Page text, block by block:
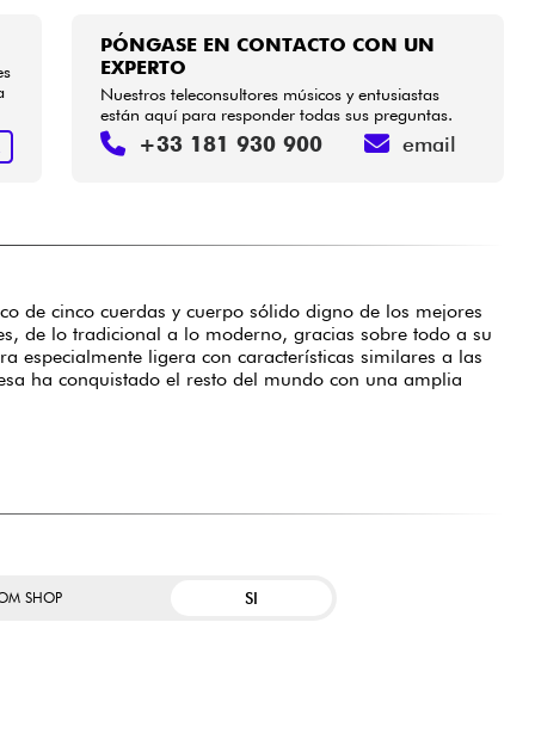
PÓNGASE EN CONTACTO CON UN
EXPERTO
Nuestros teleconsultores músicos y entusiastas
están aquí para responder todas sus preguntas.
+33 181 930 900 email
de cinco cuerdas y cuerpo sólido digno de los mejores
de lo tradicional a lo moderno, gracias sobre todo a su
especialmente ligera con características similares a las
ha conquistado el resto del mundo con una amplia
SHOP SI